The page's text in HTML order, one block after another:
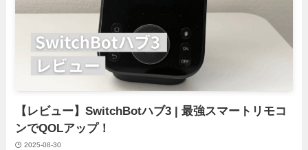
【レビュー】SwitchBotハブ3 | 最強スマートリモコ
ンでQOLアップ！
2025-08-30